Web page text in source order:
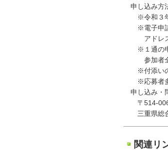
申し込み方
※令和３年
※電子申請
アドレス
※１通の申
参加者全員
※付添いの
※応募者多
申し込み・
〒514-
三重県総合
関連リ